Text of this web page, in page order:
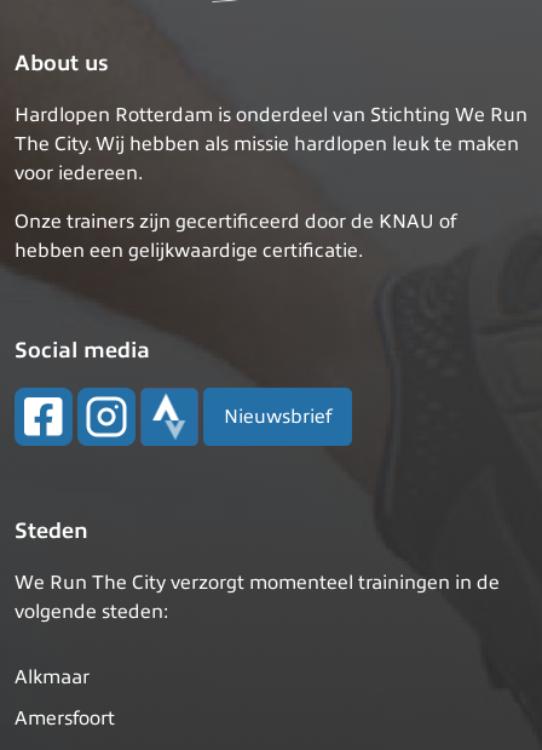
About us
Hardlopen Rotterdam is onderdeel van Stichting We Run
The City. Wij hebben als missie hardlopen leuk te maken
voor iedereen.
Onze trainers zijn gecertificeerd door de KNAU of
hebben een gelijkwaardige certificatie.
Social media
Nieuwsbrief
Steden
We Run The City verzorgt momenteel trainingen in de
volgende steden:
Alkmaar
Amersfoort